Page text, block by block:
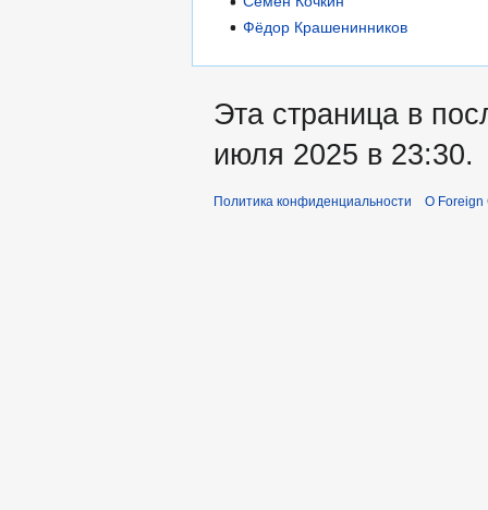
Фёдор Крашенинников
Эта страница в
июля 2025 в 23:30.
Политика конфиденциальности О Foreign